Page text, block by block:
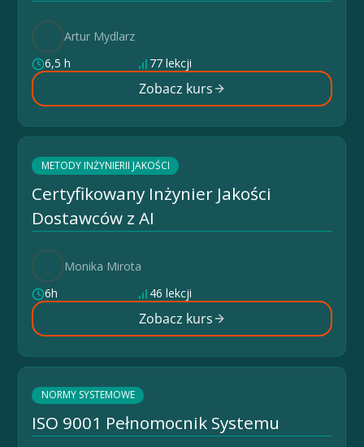
Artur Mydlarz
6,5 h
77 lekcji
Zobacz kurs
METODY INŻYNIERII JAKOŚCI
Certyfikowany Inżynier Jakości
Dostawców z AI
Monika Mirota
6h
46 lekcji
Zobacz kurs
NORMY SYSTEMOWE
ISO 9001 Pełnomocnik Systemu